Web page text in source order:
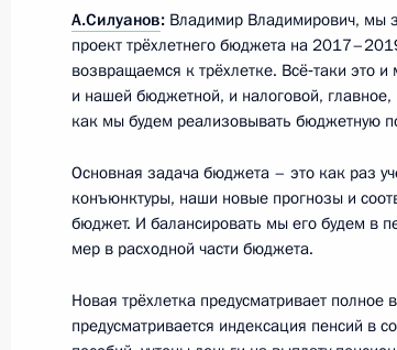
13 октября 2016 года,
Интервью Владимира
и информагентству IANS
13 октября 2016 года, 09:40
12 октября 2016 года,
Ответы на вопросы
А.Силуанов: Владимир Владимирович, мы
проект трёхлетнего бюджета на
возвращаемся к трёхлетке. Всё‑таки это
и нашей бюджетной, и налоговой, главное,
как мы будем реализовывать бюджетную
Основная задача бюджета – это как раз
конъюнктуры, наши новые прогнозы и
бюджет. И балансировать мы его будем в
мер в расходной части бюджета.
Новая трёхлетка предусматривает
предусматривается индексация пенсий в